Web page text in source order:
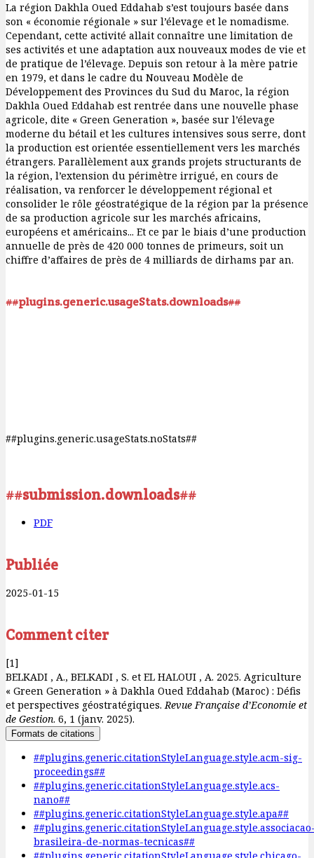
La région Dakhla Oued Eddahab s’est toujours basée dans
son « économie régionale » sur l’élevage et le nomadisme.
Cependant, cette activité allait connaître une limitation de
ses activités et une adaptation aux nouveaux modes de vie et
de pratique de l’élevage. Depuis son retour à la mère patrie
en 1979, et dans le cadre du Nouveau Modèle de
Développement des Provinces du Sud du Maroc, la région
Dakhla Oued Eddahab est rentrée dans une nouvelle phase
agricole, dite « Green Generation », basée sur l’élevage
moderne du bétail et les cultures intensives sous serre, dont
la production est orientée essentiellement vers les marchés
étrangers. Parallèlement aux grands projets structurants de
la région, l’extension du périmètre irrigué, en cours de
réalisation, va renforcer le développement régional et
consolider le rôle géostratégique de la région par la présence
de sa production agricole sur les marchés africains,
européens et américains... Et ce par le biais d’une production
annuelle de près de 420 000 tonnes de primeurs, soit un
chiffre d’affaires de près de 4 milliards de dirhams par an.
##plugins.generic.usageStats.downloads##
##plugins.generic.usageStats.noStats##
##submission.downloads##
PDF
Publiée
2025-01-15
Comment citer
[1]
BELKADI , A., BELKADI , S. et EL HALOUI , A. 2025. Agriculture
« Green Generation » à Dakhla Oued Eddahab (Maroc) : Défis
et perspectives géostratégiques.Revue Française d’Economie et
de Gestion. 6, 1 (janv. 2025).
Formats de citations
##plugins.generic.citationStyleLanguage.style.acm-sig-
proceedings##
##plugins.generic.citationStyleLanguage.style.acs-
nano##
##plugins.generic.citationStyleLanguage.style.apa##
brasileira-de-normas-tecnicas##